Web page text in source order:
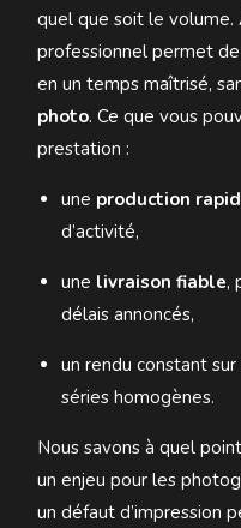
quel que soit le volume.
professionnel permet
en un temps maîtrisé,
photo. Ce que vous
prestation :
une production
d’activité,
une livraison fiable,
délais annoncés,
un rendu constant
séries homogènes.
Nous savons à quel
un enjeu pour les
un défaut d’impression